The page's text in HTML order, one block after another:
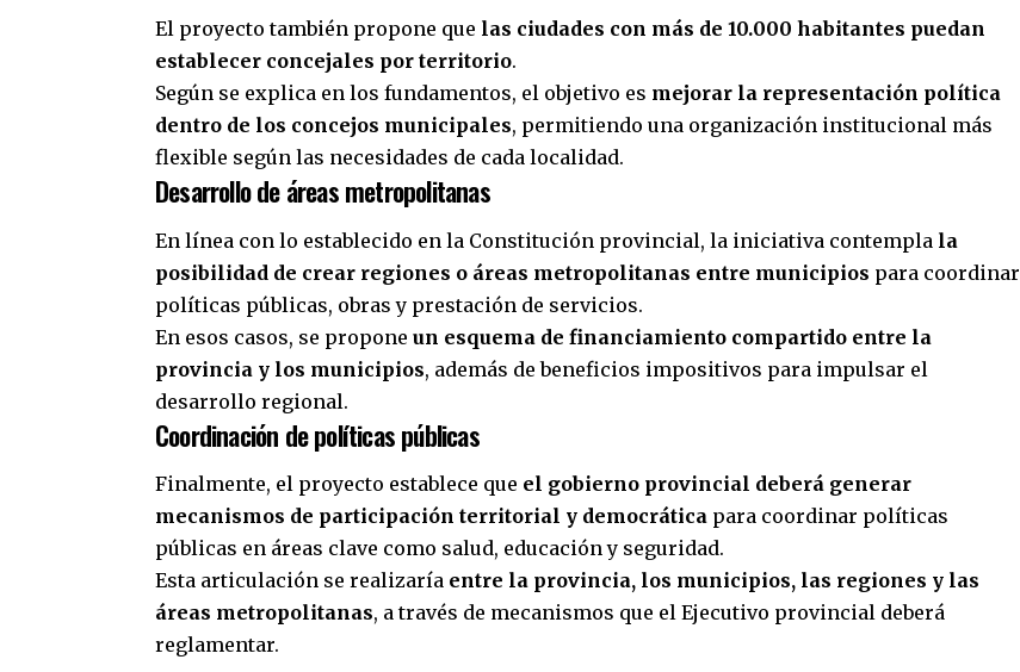
El proyecto también propone que las ciudades con más de 10.000 habitantes puedan
establecer concejales por territorio.
Según se explica en los fundamentos, el objetivo es mejorar la representación política
dentro de los concejos municipales, permitiendo una organización institucional más
flexible según las necesidades de cada localidad.
Desarrollo de áreas metropolitanas
En línea con lo establecido en la Constitución provincial, la iniciativa contempla la
posibilidad de crear regiones o áreas metropolitanas entre municipios para coordinar
políticas públicas, obras y prestación de servicios.
En esos casos, se propone un esquema de financiamiento compartido entre la
provincia y los municipios, además de beneficios impositivos para impulsar el
desarrollo regional.
Coordinación de políticas públicas
Finalmente, el proyecto establece que el gobierno provincial deberá generar
mecanismos de participación territorial y democrática para coordinar políticas
públicas en áreas clave como salud, educación y seguridad.
Esta articulación se realizaría entre la provincia, los municipios, las regiones y las
áreas metropolitanas, a través de mecanismos que el Ejecutivo provincial deberá
reglamentar.